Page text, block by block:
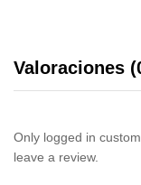
Valoraciones
Only logged in
leave a review.